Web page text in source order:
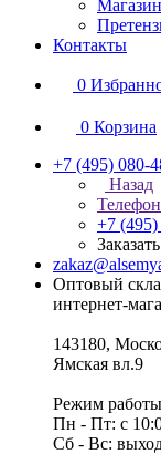
Контакты
0
0 Корзина
+7 (495) 080-
Назад
+7
Оптовый
интернет-
143180,
Ямская вл.9
Режим
Пн - Пт: с
Сб - Вс: